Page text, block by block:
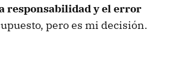
responsabilidad y el error
pero es mi decisión.